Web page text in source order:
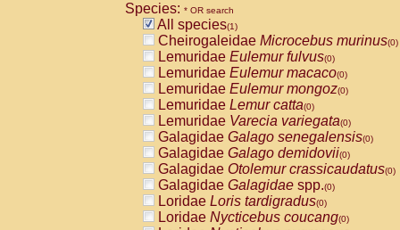
Species: * OR search
All species(1)
Cheirogaleidae Microcebus murinus(0)
Lemuridae Eulemur fulvus(0)
Lemuridae Eulemur macaco(0)
Lemuridae Eulemur mongoz(0)
Lemuridae Lemur catta(0)
Lemuridae Varecia variegata(0)
Galagidae Galago senegalensis(0)
Galagidae Galago demidovii(0)
Galagidae Otolemur crassicaudatus(0)
Galagidae Galagidae spp.(0)
Loridae Loris tardigradus(0)
Loridae Nycticebus coucang(0)